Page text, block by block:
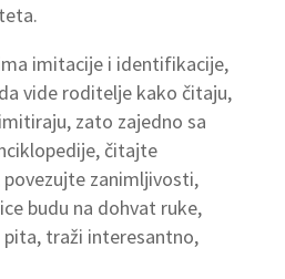
imitacije i identifikacije,
vide roditelje kako čitaju,
zato zajedno sa
čitajte
zanimljivosti,
budu na dohvat ruke,
traži interesantno,